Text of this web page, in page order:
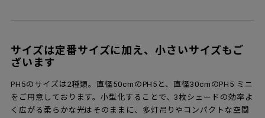
サイズは定番サイズに加え、小さいサイズもご
ざいます
PH5のサイズは2種類。直径50cmのPH5と、直径30cmのPH5 ミニ
をご用意しております。小型化することで、3枚シェードの効率よ
く広がる柔らかな光はそのままに、多灯吊りやコンパクトな空間